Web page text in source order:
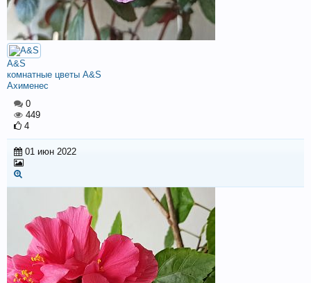
A&S
комнатные цветы A&S
Ахименес
0
449
4
01 июн 2022